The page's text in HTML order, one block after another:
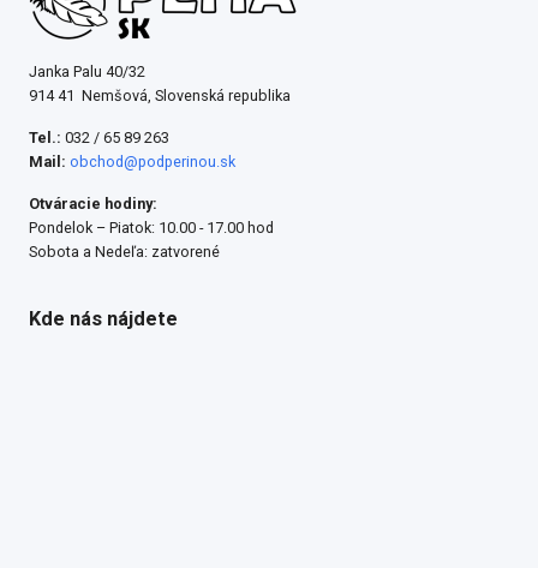
Janka Palu 40/32
914 41 Nemšová, Slovenská republika
Tel.: 032 / 65 89 263
Mail: obchod@podperinou.sk
Otváracie hodiny:
Pondelok – Piatok: 10.00 - 17.00 hod
Sobota a Nedeľa: zatvorené
Kde nás nájdete